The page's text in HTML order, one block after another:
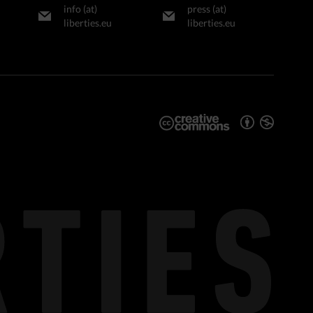
info (at)
liberties.eu
press (at)
liberties.eu